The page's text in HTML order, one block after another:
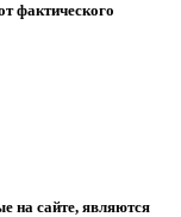
фактического
на сайте, являются